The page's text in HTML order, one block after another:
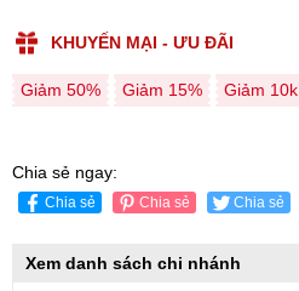
KHUYẾN MẠI - ƯU ĐÃI
Giảm 50% Giảm 15% Giảm 10k
Chia sẻ ngay:
Chia sẻ Chia sẻ Chia sẻ
Xem danh sách chi nhánh